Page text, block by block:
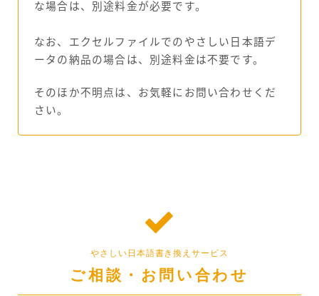
な場合は、別途料金が必要です。
なお、エクセルファイルでのやさしい日本語デ
ータの納品の場合は、別途料金は不要です。
そのほか不明点は、お気軽にお問い合わせくだ
さい。
やさしい日本語書き換えサービス
ご相談・お問い合わせ